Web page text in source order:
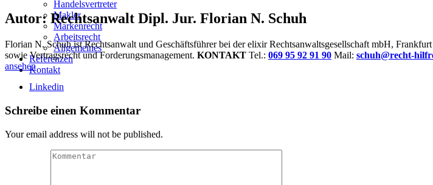
Handelsvertreter
Makler
Markenrecht
Arbeitsrecht
Allgemeines
Referenzen
Kontakt
Autor:Rechtsanwalt Dipl. Jur. Florian N. Schuh
Florian N. Schuh ist Rechtsanwalt und Geschäftsführer bei der elixir Rechtsanwaltsgesellschaft mbH,
sowie Vertragsrecht und Forderungsmanagement. KONTAKT Tel.: 069 95 92 91 90 Mail: schuh@recht-
ansehen
Linkedin
Schreibe einen Kommentar
Your email address will not be published.